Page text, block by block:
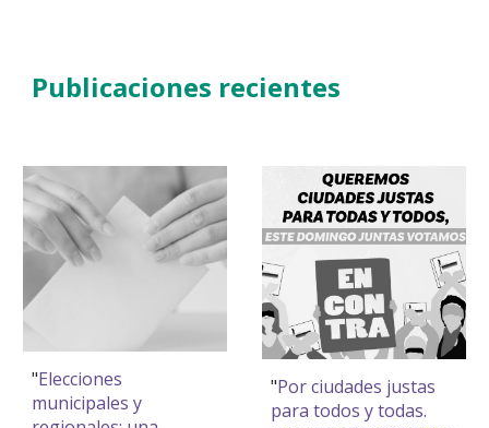
Publicaciones recientes
"Elecciones
municipales y
"Por ciudades justas
para todos y todas.